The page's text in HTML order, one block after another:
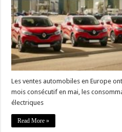
Les ventes automobiles en Europe
mois consécutif en mai, les
électriques
Read More »